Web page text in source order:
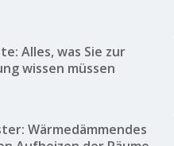
Alles, was Sie zur
wissen müssen
Wärmedämmendes